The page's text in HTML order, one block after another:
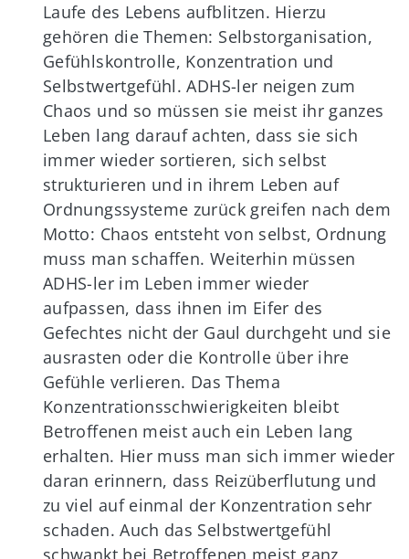
Laufe des Lebens aufblitzen. Hierzu
gehören die Themen: Selbstorganisation,
Gefühlskontrolle, Konzentration und
Selbstwertgefühl. ADHS-ler neigen zum
Chaos und so müssen sie meist ihr ganzes
Leben lang darauf achten, dass sie sich
immer wieder sortieren, sich selbst
strukturieren und in ihrem Leben auf
Ordnungssysteme zurück greifen nach dem
Motto: Chaos entsteht von selbst, Ordnung
muss man schaffen. Weiterhin müssen
ADHS-ler im Leben immer wieder
aufpassen, dass ihnen im Eifer des
Gefechtes nicht der Gaul durchgeht und sie
ausrasten oder die Kontrolle über ihre
Gefühle verlieren. Das Thema
Konzentrationsschwierigkeiten bleibt
Betroffenen meist auch ein Leben lang
erhalten. Hier muss man sich immer wieder
daran erinnern, dass Reizüberflutung und
zu viel auf einmal der Konzentration sehr
schaden. Auch das Selbstwertgefühl
schwankt bei Betroffenen meist ganz